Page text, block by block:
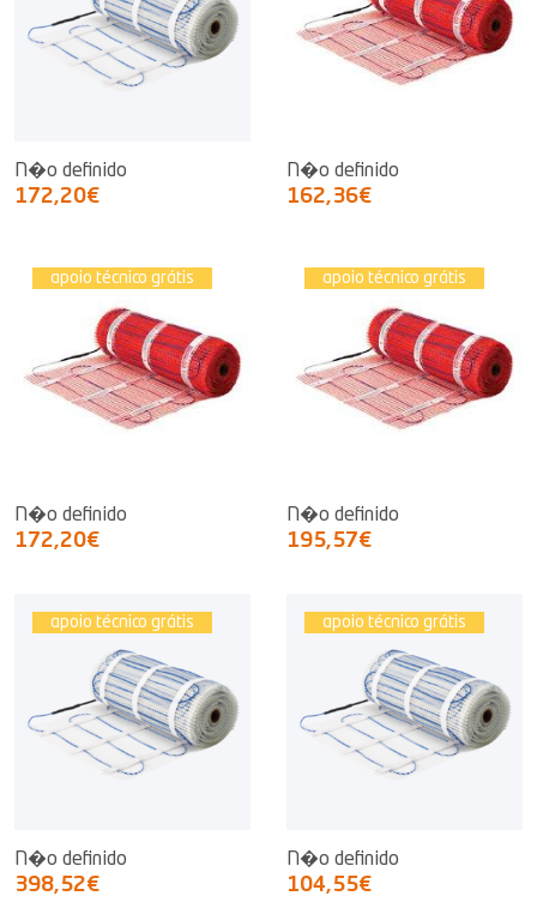
N�o definido
172,20€
N�o definido
162,36€
apoio técnico grátis
N�o definido
172,20€
apoio técnico grátis
N�o definido
195,57€
apoio técnico grátis
N�o definido
398,52€
apoio técnico grátis
N�o definido
104,55€